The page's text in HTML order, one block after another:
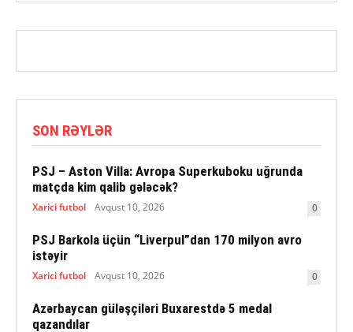
SON RƏYLƏR
PSJ – Aston Villa: Avropa Superkuboku uğrunda
matçda kim qalib gələcək?
Xarici futbol Avqust 10, 2026 0
PSJ Barkola üçün “Liverpul”dan 170 milyon avro
istəyir
Xarici futbol Avqust 10, 2026 0
Azərbaycan güləşçiləri Buxarestdə 5 medal
qazandılar